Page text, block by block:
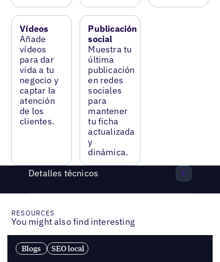
Vídeos
Añade
vídeos
para dar
vida a tu
negocio y
captar la
atención
de los
clientes.
Publicación
social
Muestra tu
última
publicación
en redes
sociales
para
mantener
tu ficha
actualizada
y
dinámica.
Detalles técnicos
RESOURCES
You might also find interesting
Blogs SEO local